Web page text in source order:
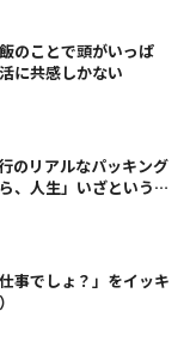
のことで頭がいっぱ
に共感しかない
のリアルなパッキング
、人生」いざというと
事でしょ？」をイッキ